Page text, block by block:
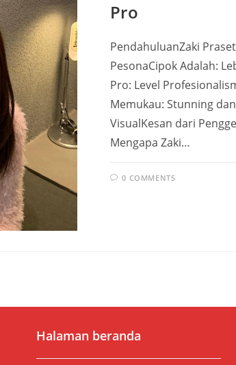
Pro
PendahuluanZaki
PesonaCipok Adalah:
Pro: Level
Memukau: Stunning
VisualKesan dari
Mengapa Zaki…
0 COMMENTS
Halaman beranda